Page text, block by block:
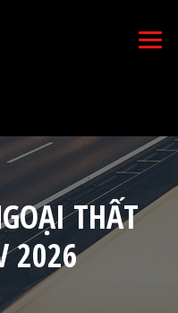
THẤT
2026